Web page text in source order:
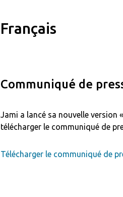
Français
Communiqué de
Jami a lancé sa nouvelle version
télécharger le communiqué de
Télécharger le communiqué de